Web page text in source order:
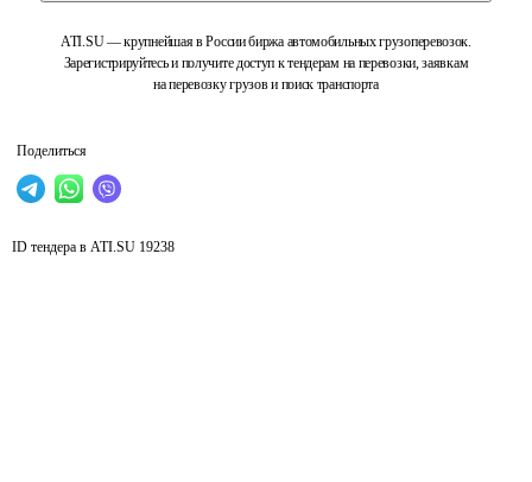
ATI.SU — крупнейшая в России биржа автомобильных грузоперевозок.
Зарегистрируйтесь и получите доступ к тендерам на перевозки, заявкам
на перевозку грузов и поиск транспорта
Поделиться
ID тендера в ATI.SU 19238